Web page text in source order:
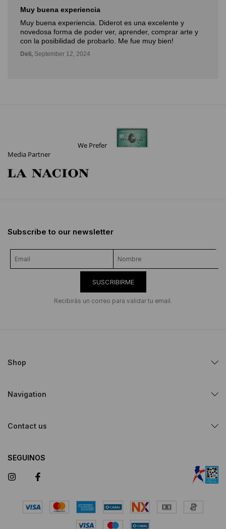
Muy buena experiencia
Muy buena experiencia. Diderot es una excelente y
novedosa forma de poder ver, aprender, comprar arte y
con la posibilidad de probarlo. Me fue muy bien!
Deli, September 12, 2024
We Prefer
Media Partner
Subscribe to our newsletter
SUSCRIBIRME
Recibirás un correo para validar tu email.
Shop
Navigation
Contact us
SEGUINOS